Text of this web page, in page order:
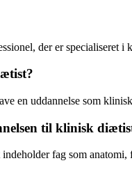
der er specialiseret
en uddannelse som
til klinisk
fag som